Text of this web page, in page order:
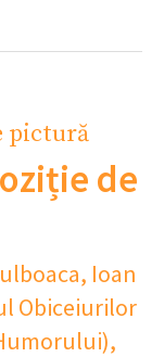
de
, Ioan
Obiceiurilor
,